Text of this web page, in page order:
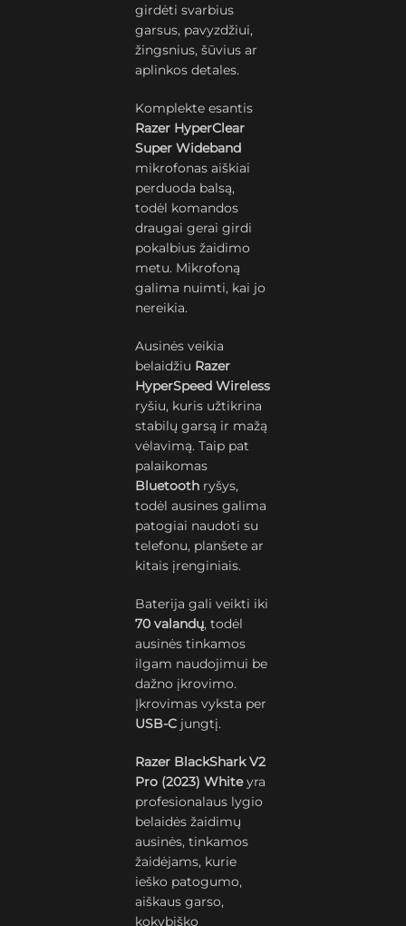
girdėti svarbius
garsus, pavyzdžiui,
žingsnius, šūvius ar
aplinkos detales.
Komplekte esantis
Razer HyperClear
Super Wideband
mikrofonas aiškiai
perduoda balsą,
todėl komandos
draugai gerai girdi
pokalbius žaidimo
metu. Mikrofoną
galima nuimti, kai jo
nereikia.
Ausinės veikia
belaidžiu Razer
HyperSpeed Wireless
ryšiu, kuris užtikrina
stabilų garsą ir mažą
vėlavimą. Taip pat
palaikomas
Bluetooth ryšys,
todėl ausines galima
patogiai naudoti su
telefonu, planšete ar
kitais įrenginiais.
Baterija gali veikti iki
70 valandų, todėl
ausinės tinkamos
ilgam naudojimui be
dažno įkrovimo.
Įkrovimas vyksta per
USB-C jungtį.
Razer BlackShark V2
Pro (2023) Whiteyra
profesionalaus lygio
belaidės žaidimų
ausinės, tinkamos
žaidėjams, kurie
ieško patogumo,
aiškaus garso,
kokybiško